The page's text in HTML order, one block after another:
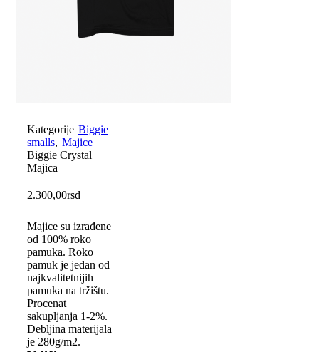
Kategorije Biggie
smalls, Majice
Biggie Crystal
Majica
2.300,00rsd
Majice su izrađene
od 100% roko
pamuka. Roko
pamuk je jedan od
najkvalitetnijih
pamuka na tržištu.
Procenat
sakupljanja 1-2%.
Debljina materijala
je 280g/m2.